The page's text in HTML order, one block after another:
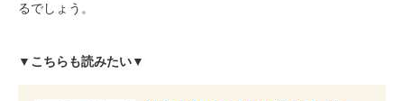
るでしょう。
▼こちらも読みたい▼